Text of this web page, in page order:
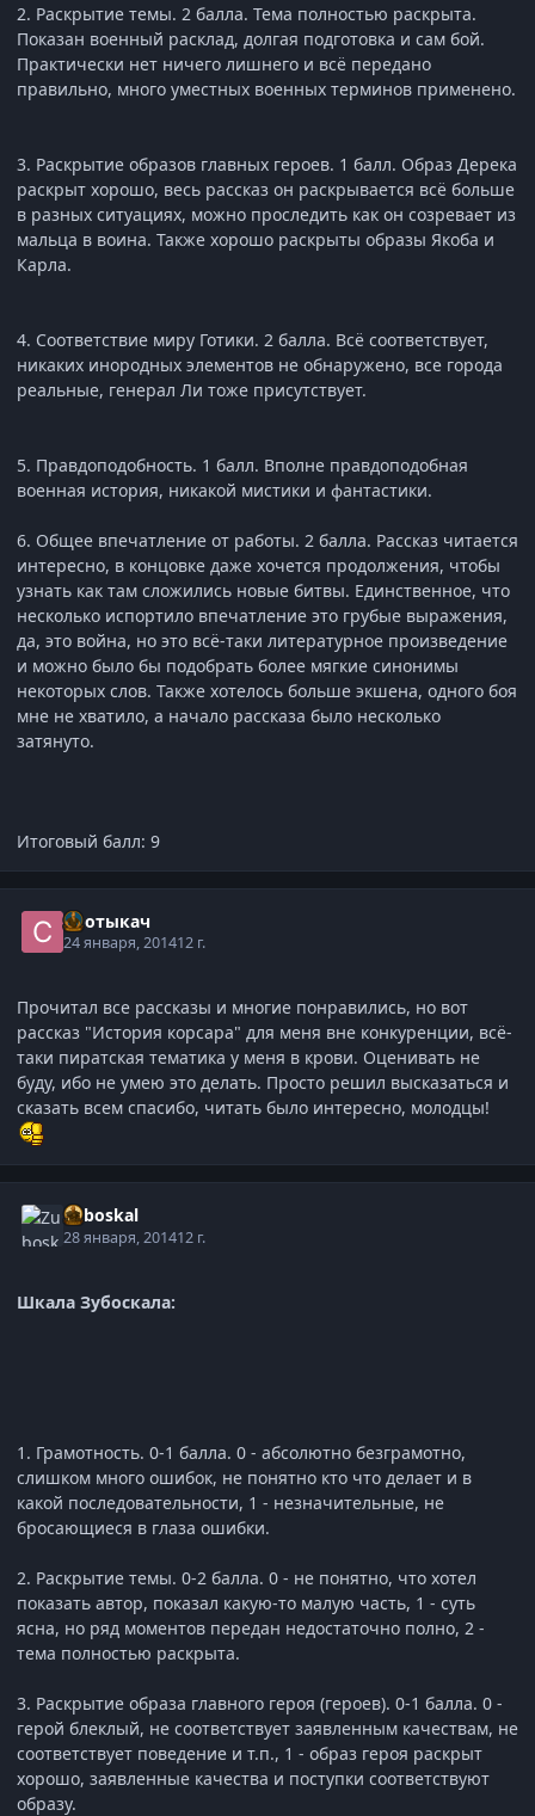
2. Раскрытие темы. 2 балла. Тема полностью раскрыта.
Показан военный расклад, долгая подготовка и сам бой.
Практически нет ничего лишнего и всё передано
правильно, много уместных военных терминов применено.
3. Раскрытие образов главных героев. 1 балл. Образ Дерека
раскрыт хорошо, весь рассказ он раскрывается всё больше
в разных ситуациях, можно проследить как он созревает из
мальца в воина. Также хорошо раскрыты образы Якоба и
Карла.
4. Соответствие миру Готики. 2 балла. Всё соответствует,
никаких инородных элементов не обнаружено, все города
реальные, генерал Ли тоже присутствует.
5. Правдоподобность. 1 балл. Вполне правдоподобная
военная история, никакой мистики и фантастики.
6. Общее впечатление от работы. 2 балла. Рассказ читается
интересно, в концовке даже хочется продолжения, чтобы
узнать как там сложились новые битвы. Единственное, что
несколько испортило впечатление это грубые выражения,
да, это война, но это всё-таки литературное произведение
и можно было бы подобрать более мягкие синонимы
некоторых слов. Также хотелось больше экшена, одного боя
мне не хватило, а начало рассказа было несколько
затянуто.
Итоговый балл: 9
Спотыкач
24 января, 201412 г.
Прочитал все рассказы и многие понравились, но вот
рассказ "История корсара" для меня вне конкуренции, всё-
таки пиратская тематика у меня в крови. Оценивать не
буду, ибо не умею это делать. Просто решил высказаться и
сказать всем спасибо, читать было интересно, молодцы!
Zuboskal
28 января, 201412 г.
Шкала Зубоскала:
1. Грамотность. 0-1 балла. 0 - абсолютно безграмотно,
слишком много ошибок, не понятно кто что делает и в
какой последовательности, 1 - незначительные, не
бросающиеся в глаза ошибки.
2. Раскрытие темы. 0-2 балла. 0 - не понятно, что хотел
показать автор, показал какую-то малую часть, 1 - суть
ясна, но ряд моментов передан недостаточно полно, 2 -
тема полностью раскрыта.
3. Раскрытие образа главного героя (героев). 0-1 балла. 0 -
герой блеклый, не соответствует заявленным качествам, не
соответствует поведение и т.п., 1 - образ героя раскрыт
хорошо, заявленные качества и поступки соответствуют
образу.